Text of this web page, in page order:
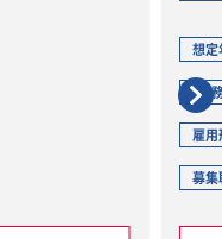
想定
勤
雇用
募集